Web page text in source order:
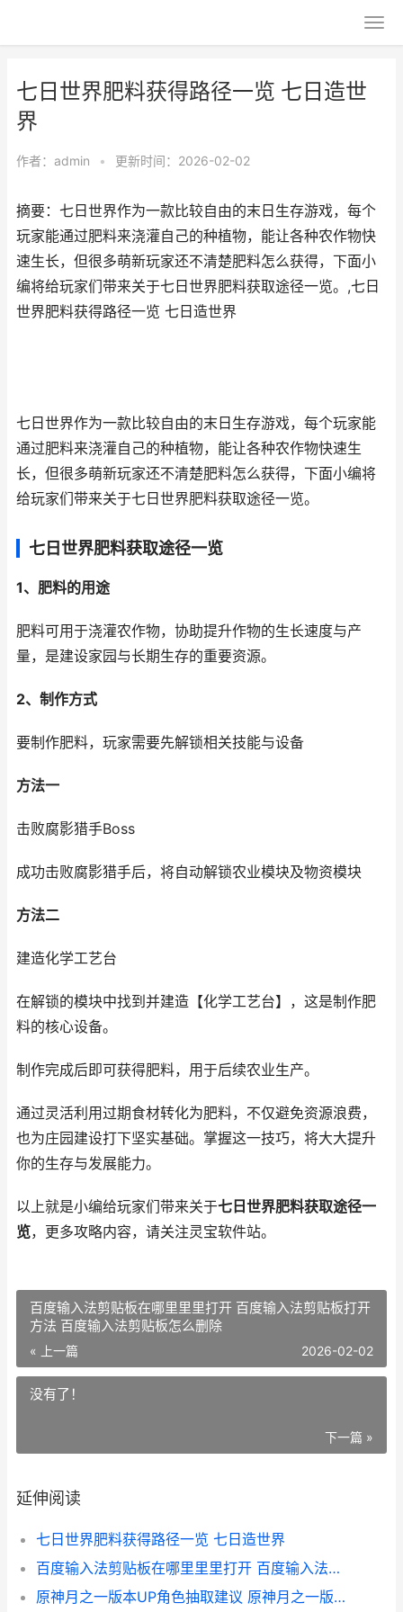
七日世界肥料获得路径一览 七日造世
界
作者： admin • 更新时间：2026-02-02
摘要：七日世界作为一款比较自由的末日生存游戏，每个
玩家能通过肥料来浇灌自己的种植物，能让各种农作物快
速生长，但很多萌新玩家还不清楚肥料怎么获得，下面小
编将给玩家们带来关于七日世界肥料获取途径一览。,七日
世界肥料获得路径一览 七日造世界
七日世界作为一款比较自由的末日生存游戏，每个玩家能
通过肥料来浇灌自己的种植物，能让各种农作物快速生
长，但很多萌新玩家还不清楚肥料怎么获得，下面小编将
给玩家们带来关于七日世界肥料获取途径一览。
七日世界肥料获取途径一览
1、肥料的用途
肥料可用于浇灌农作物，协助提升作物的生长速度与产
量，是建设家园与长期生存的重要资源。
2、制作方式
要制作肥料，玩家需要先解锁相关技能与设备
方法一
击败腐影猎手Boss
成功击败腐影猎手后，将自动解锁农业模块及物资模块
方法二
建造化学工艺台
在解锁的模块中找到并建造【化学工艺台】，这是制作肥
料的核心设备。
制作完成后即可获得肥料，用于后续农业生产。
通过灵活利用过期食材转化为肥料，不仅避免资源浪费，
也为庄园建设打下坚实基础。掌握这一技巧，将大大提升
你的生存与发展能力。
以上就是小编给玩家们带来关于七日世界肥料获取途径一
览，更多攻略内容，请关注灵宝软件站。
百度输入法剪贴板在哪里里里打开 百度输入法剪贴板打开
方法 百度输入法剪贴板怎么删除
« 上一篇 2026-02-02
没有了！
下一篇 »
延伸阅读
七日世界肥料获得路径一览 七日造世界
百度输入法剪贴板在哪里里里打开 百度输入法剪贴板打开方法 百度输入法剪贴板怎么删除
原神月之一版本UP角色抽取建议 原神月之一版本什么时候上线